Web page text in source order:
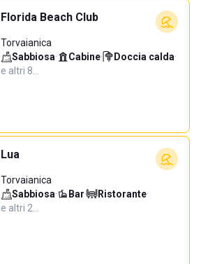
Florida Beach Club
Torvaianica
Sabbiosa· Cabine· Doccia calda·
e altri 8…
Lua
Torvaianica
Sabbiosa· Bar· Ristorante·
e altri 2…